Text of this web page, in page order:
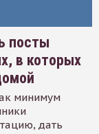
посты
в которых
минимум
дать